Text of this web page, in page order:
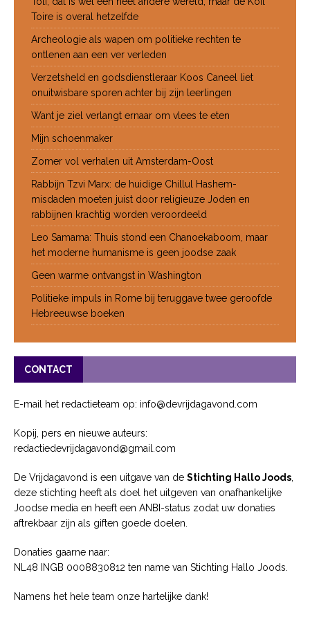
Toire is overal hetzelfde
Archeologie als wapen om politieke rechten te
ontlenen aan een ver verleden
Verzetsheld en godsdienstleraar Koos Caneel liet
onuitwisbare sporen achter bij zijn leerlingen
Want je ziel verlangt ernaar om vlees te eten
Mijn schoenmaker
Zomer vol verhalen uit Amsterdam-Oost
Rabbijn Tzvi Marx: de huidige Chillul Hashem-
misdaden moeten juist door religieuze Joden en
rabbijnen krachtig worden veroordeeld
Leo Samama: Thuis stond een Chanoekaboom, maar
het moderne humanisme is geen joodse zaak
Geen warme ontvangst in Washington
Politieke impuls in Rome bij teruggave twee geroofde
Hebreeuwse boeken
CONTACT
E-mail het redactieteam op: info@devrijdagavond.com
Kopij, pers en nieuwe auteurs:
redactiedevrijdagavond@gmail.com
De Vrijdagavond is een uitgave van de Stichting Hallo Joods
deze stichting heeft als doel het uitgeven van onafhankelijke
Joodse media en heeft een ANBI-status zodat uw donaties
aftrekbaar zijn als giften goede doelen.
Donaties gaarne naar:
NL48 INGB 0008830812 ten name van Stichting Hallo Joods.
Namens het hele team onze hartelijke dank!